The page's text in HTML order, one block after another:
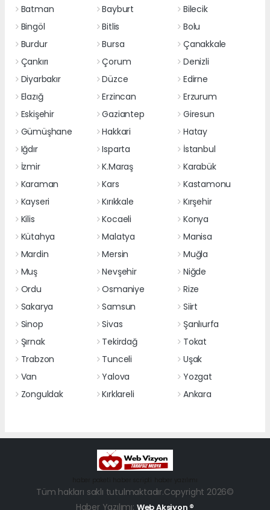
Batman
Bayburt
Bilecik
Bingöl
Bitlis
Bolu
Burdur
Bursa
Çanakkale
Çankırı
Çorum
Denizli
Diyarbakır
Düzce
Edirne
Elazığ
Erzincan
Erzurum
Eskişehir
Gaziantep
Giresun
Gümüşhane
Hakkari
Hatay
Iğdır
Isparta
İstanbul
İzmir
K.Maraş
Karabük
Karaman
Kars
Kastamonu
Kayseri
Kırıkkale
Kırşehir
Kilis
Kocaeli
Konya
Kütahya
Malatya
Manisa
Mardin
Mersin
Muğla
Muş
Nevşehir
Niğde
Ordu
Osmaniye
Rize
Sakarya
Samsun
Siirt
Sinop
Sivas
Şanlıurfa
Şırnak
Tekirdağ
Tokat
Trabzon
Tunceli
Uşak
Van
Yalova
Yozgat
Zonguldak
Kırklareli Ankara
Tüm hakları saklı tutulmaktadır.Copyright 2026©
Haber Yazılımı: Web Aksiyon ®